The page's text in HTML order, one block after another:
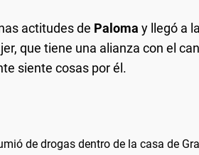
actitudes de Paloma y llegó a
que tiene una alianza con el
siente cosas por él.
de drogas dentro de la casa de